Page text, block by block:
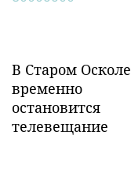
В Старом Осколе
временно
остановится
телевещание